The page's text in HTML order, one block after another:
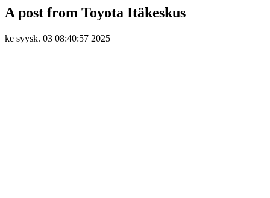
A post from Toyota Itäkeskus
ke syysk. 03 08:40:57 2025